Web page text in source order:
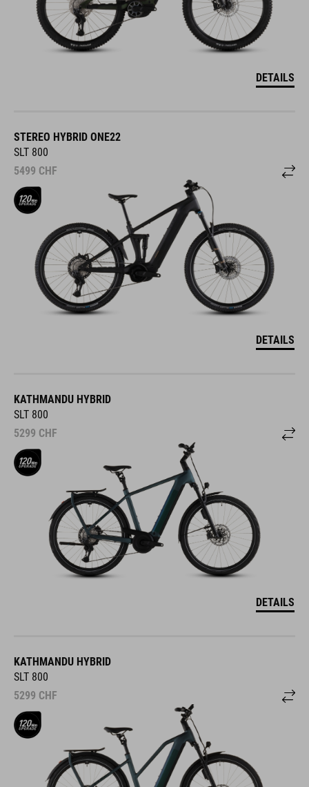
DETAILS
STEREO HYBRID ONE22
SLT 800
5499 CHF
DETAILS
KATHMANDU HYBRID
SLT 800
5299 CHF
DETAILS
KATHMANDU HYBRID
SLT 800
5299 CHF